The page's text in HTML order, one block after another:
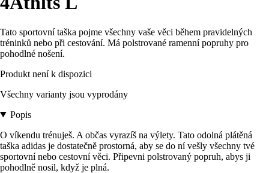
Tato sportovní taška pojme všechny vaše věci během pravidelných
tréninků nebo při cestování. Má polstrované ramenní popruhy pro
pohodlné nošení.
Produkt není k dispozici
Všechny varianty jsou vyprodány
Popis
O víkendu trénuješ. A občas vyrazíš na výlety. Tato odolná plátěná
taška adidas je dostatečně prostorná, aby se do ní vešly všechny tvé
sportovní nebo cestovní věci. Připevni polstrovaný popruh, abys ji
pohodlně nosil, když je plná.